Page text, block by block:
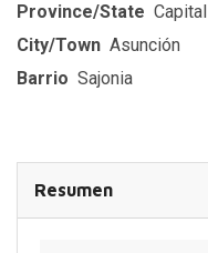
Province/State Capital
City/Town Asunción
Barrio Sajonia
Resumen